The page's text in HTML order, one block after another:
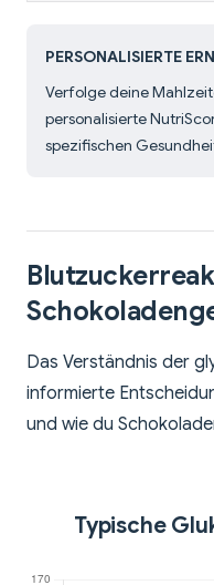
PERSONALISIERTE
Verfolge deine
personalisierte
spezifischen
Das Verständnis der
informierte
und wie du
Typische